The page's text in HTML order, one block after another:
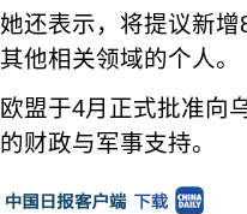
她还表示，将提议新
其他相关领域的个人。
欧盟于4月正式批准向
的财政与军事支持。